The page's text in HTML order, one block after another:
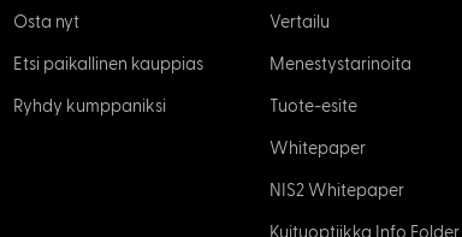
Osta nyt
Etsi paikallinen kauppias
Ryhdy kumppaniksi
Vertailu
Menestystarinoita
Tuote-esite
Whitepaper
NIS2 Whitepaper
Kuituoptiikka Info Folder